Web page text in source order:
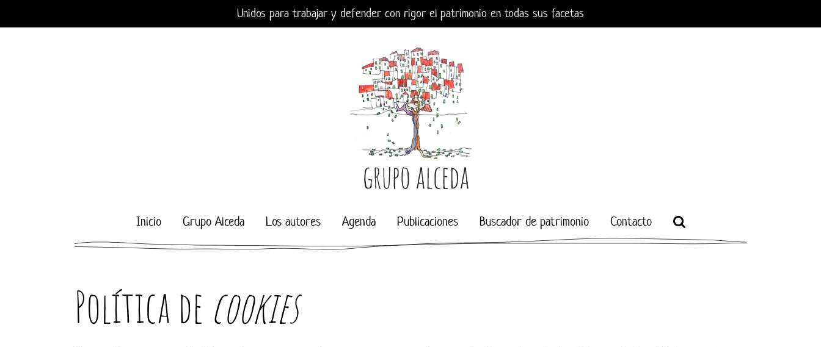
Unidos para trabajar y defender con rigor el patrimonio en todas sus facetas
Inicio Grupo Alceda Los autores Agenda Publicaciones Buscador de patrimonio Contacto
Política de cookies